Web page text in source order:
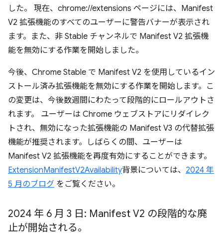
した。 現在、chrome://extensions ページには、Manifest
V2 拡張機能のすべてのユーザーに警告バナーが表示され
ます。また、非 Stable チャンネルで Manifest V2 拡張機
能を無効にする作業を開始しました。
今後、Chrome Stable で Manifest V2 を使用しているイン
ストール済み拡張機能を無効にする作業を開始します。こ
の変更は、今後数週間にわたって段階的にロールアウトさ
れます。 ユーザーは Chrome ウェブストアにリダイレク
トされ、無効になった拡張機能の Manifest V3 の代替拡張
機能が推奨されます。しばらくの間、ユーザーは
Manifest V2 拡張機能を再度有効にすることができます。
ExtensionManifestV2Availability背景については、 2024 年
5 月のブログ をご覧ください。
2024 年 6 月 3 日: Manifest V2 の段階的な廃
止が開始される。